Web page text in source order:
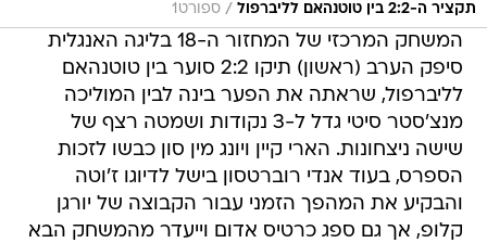
תקציר ה-2:2 בין טוטנהאם לליברפול / ספורט1
המשחק המרכזי של המחזור ה-18 בליגה האנגלית
סיפק הערב (ראשון) תיקו 2:2 סוער בין טוטנהאם
לליברפול, שראתה את הפער בינה לבין המוליכה
מנצ'סטר סיטי גדל ל-3 נקודות ושמטה רצף של
שישה ניצחונות. הארי קיין ויונג מין סון כבשו לזכות
הספרס, בעוד אנדי רוברטסון בישל לדיוגו ז'וטה
והבקיע את המהפך הזמני עבור הקבוצה של יורגן
קלופ, אך גם ספג כרטיס אדום וייעדר מהמשחק הבא